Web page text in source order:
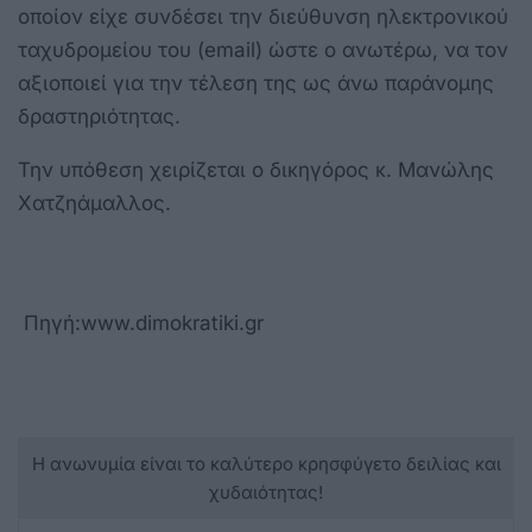
οποίον είχε συνδέσει την διεύθυνση ηλεκτρονικού
ταχυδρομείου του (email) ώστε ο ανωτέρω, να τον
αξιοποιεί για την τέλεση της ως άνω παράνομης
δραστηριότητας.
Την υπόθεση χειρίζεται ο δικηγόρος κ. Μανώλης
Χατζηάμαλλος.
Πηγή:www.dimokratiki.gr
Η ανωνυμία είναι το καλύτερο κρησφύγετο δειλίας και
χυδαιότητας!